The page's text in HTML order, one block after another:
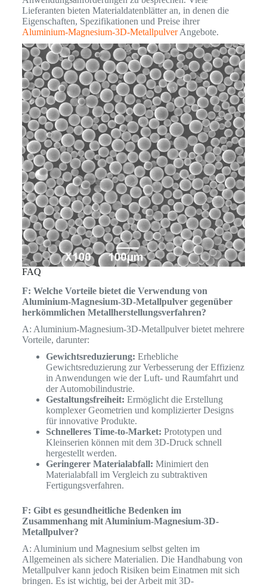
Lieferanten bieten Materialdatenblätter an, in denen die
Eigenschaften, Spezifikationen und Preise ihrer
Aluminium-Magnesium-3D-MetallpulverAngebote.
FAQ
F: Welche Vorteile bietet die Verwendung von
Aluminium-Magnesium-3D-Metallpulver gegenüber
herkömmlichen Metallherstellungsverfahren?
A: Aluminium-Magnesium-3D-Metallpulver bietet mehrere
Vorteile, darunter:
Gewichtsreduzierung: Erhebliche
Gewichtsreduzierung zur Verbesserung der Effizienz
in Anwendungen wie der Luft- und Raumfahrt und
der Automobilindustrie.
Gestaltungsfreiheit: Ermöglicht die Erstellung
komplexer Geometrien und komplizierter Designs
für innovative Produkte.
Schnelleres Time-to-Market: Prototypen und
Kleinserien können mit dem 3D-Druck schnell
hergestellt werden.
Geringerer Materialabfall: Minimiert den
Materialabfall im Vergleich zu subtraktiven
Fertigungsverfahren.
F: Gibt es gesundheitliche Bedenken im
Zusammenhang mit Aluminium-Magnesium-3D-
Metallpulver?
A: Aluminium und Magnesium selbst gelten im
Allgemeinen als sichere Materialien. Die Handhabung von
Metallpulver kann jedoch Risiken beim Einatmen mit sich
bringen. Es ist wichtig, bei der Arbeit mit 3D-